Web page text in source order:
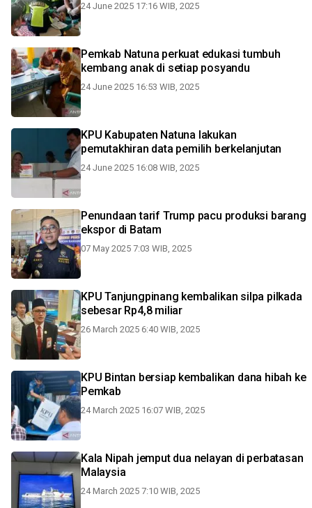
24 June 2025 17:16 WIB, 2025
Pemkab Natuna perkuat edukasi tumbuh
kembang anak di setiap posyandu
24 June 2025 16:53 WIB, 2025
KPU Kabupaten Natuna lakukan
pemutakhiran data pemilih berkelanjutan
24 June 2025 16:08 WIB, 2025
Penundaan tarif Trump pacu produksi barang
ekspor di Batam
07 May 2025 7:03 WIB, 2025
KPU Tanjungpinang kembalikan silpa pilkada
sebesar Rp4,8 miliar
26 March 2025 6:40 WIB, 2025
KPU Bintan bersiap kembalikan dana hibah ke
Pemkab
24 March 2025 16:07 WIB, 2025
Kala Nipah jemput dua nelayan di perbatasan
Malaysia
24 March 2025 7:10 WIB, 2025